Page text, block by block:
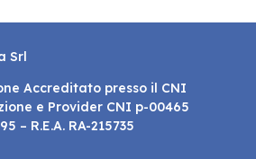
Srl
Accreditato presso il CNI
e Provider CNI p-00465
– R.E.A. RA-215735